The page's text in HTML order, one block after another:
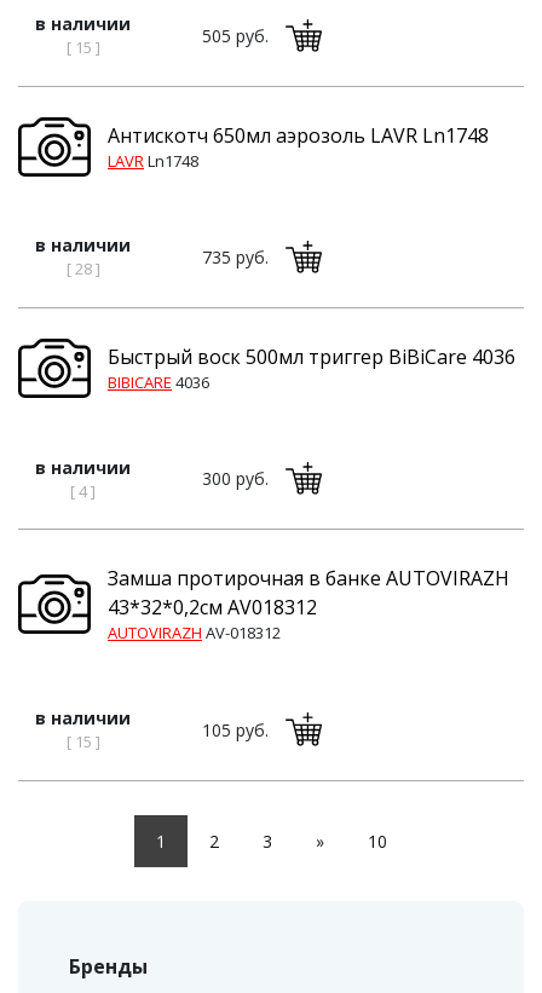
Бренды
в наличии
[ 15 ]
505 руб.
Антискотч 650мл аэрозоль LAVR Ln1748
LAVRLn1748
в наличии
[ 28 ]
735 руб.
Быстрый воск 500мл триггер BiBiCare 4036
BIBICARE 4036
в наличии
[ 4 ]
300 руб.
Замша протирочная в банке AUTOVIRAZH
43*32*0,2см AV018312
AUTOVIRAZH AV-018312
в наличии
[ 15 ]
105 руб.
1 2 3 » 10